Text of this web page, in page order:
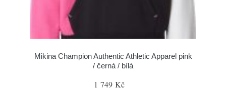
Mikina Champion Authentic Athletic Apparel pink
/ černá / bílá
1 749 Kč